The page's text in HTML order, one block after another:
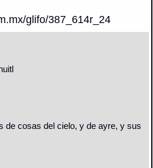
glifo/387_614r_24
de cosas del cielo, y de ayre, y sus